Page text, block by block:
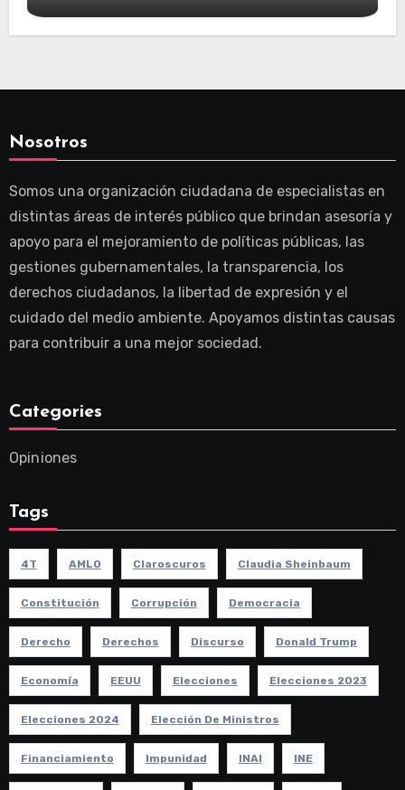
Nosotros
Somos una organización ciudadana de especialistas en
distintas áreas de interés público que brindan asesoría y
apoyo para el mejoramiento de políticas públicas, las
gestiones gubernamentales, la transparencia, los
derechos ciudadanos, la libertad de expresión y el
cuidado del medio ambiente. Apoyamos distintas causas
para contribuir a una mejor sociedad.
Categories
Opiniones
Tags
4T AMLO Claroscuros Claudia Sheinbaum
Constitución Corrupción Democracia
Derecho Derechos Discurso Donald Trump
Economía EEUU Elecciones Elecciones 2023
Elecciones 2024 Elección De Ministros
Financiamiento Impunidad INAI INE